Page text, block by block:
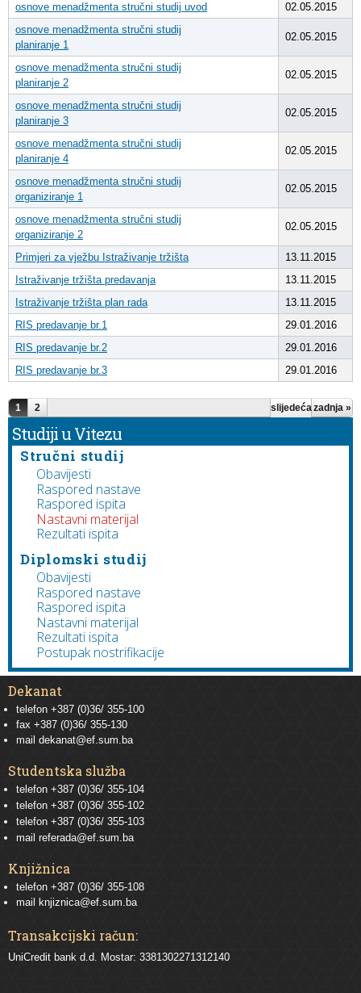
osnove menadžmenta stručni studij uvod
02.05.2015
osnove menadžmenta stručni studij
planiranje 1
02.05.2015
osnove menadžmenta stručni studij
planiranje 2
02.05.2015
osnove menadžmenta stručni studij
planiranje 3
02.05.2015
osnove menadžmenta stručni studij
planiranje 4
02.05.2015
osnove menadžmenta stručni studij
organiziranje 1
02.05.2015
osnove menadžmenta stručni studij
organiziranje 2
02.05.2015
Primjeri za vježbu Istraživanje tržišta
13.11.2015
Istraživanje tržišta predavanja
13.11.2015
Istraživanje tržišta plan rada
13.11.2015
RIS predavanje br.1
29.01.2016
RIS predavanje br.2
29.01.2016
RIS predavanje br.3
29.01.2016
Pages
1 2
slijedeća
›
zadnja »
Studiji u Vitezu
Stručni studij
Obavijesti
Raspored nastave
Raspored ispita
Nastavni materijal
Rezultati ispita
Diplomski studij
Obavijesti
Raspored nastave
Raspored ispita
Nastavni materijal
Rezultati ispita
Postupak nostrifikacije
Dekanat
telefon +387 (0)36/ 355-100
fax +387 (0)36/ 355-130
mail dekanat@ef.sum.ba
Studentska služba
telefon +387 (0)36/ 355-104
telefon +387 (0)36/ 355-102
telefon +387 (0)36/ 355-103
mail referada@ef.sum.ba
Knjižnica
telefon +387 (0)36/ 355-108
mail
knjiznica@ef.sum.ba
Transakcijski račun:
UniCredit bank d.d. Mostar: 3381302271312140